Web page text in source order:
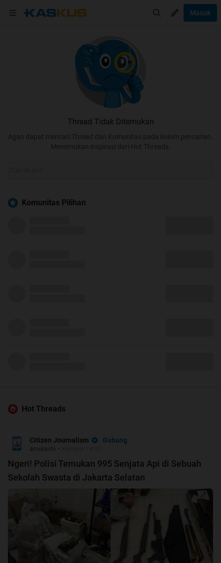
Masuk
Thread Tidak Ditemukan
Agan dapat mencari Thread dan Komunitas pada kolom pencarian.
Menemukan inspirasi dari Hot Threads.
Komunitas Pilihan
Hot Threads
Citizen Journalism Gabung
amekachi •
Ngeri! Polisi Temukan 995 Senjata Api di Sebuah
Sekolah Swasta di Jakarta Selatan